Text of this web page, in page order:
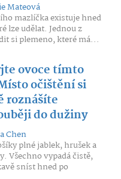
Mateová
mazlíčka existuje hned
lze udělat. Jednou z
si plemeno, které má...
ovoce tímto
očištění si
roznášíte
do dužiny
Chen
plné jablek, hrušek a
Všechno vypadá čistě,
sníst hned po